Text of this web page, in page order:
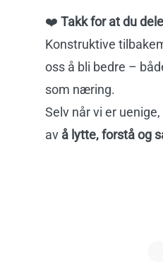
❤️ Takk for at du
Konstruktive
oss å bli bedre –
som næring.
Selv når vi er
av å lytte, forstå og